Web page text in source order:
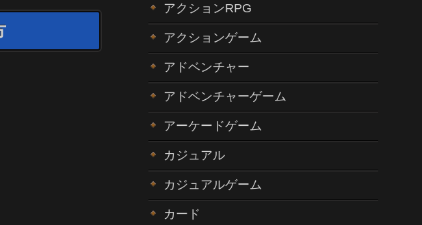
アクションRPG
アクションゲーム
アドベンチャー
アドベンチャーゲーム
アーケードゲーム
カジュアル
カジュアルゲーム
カード